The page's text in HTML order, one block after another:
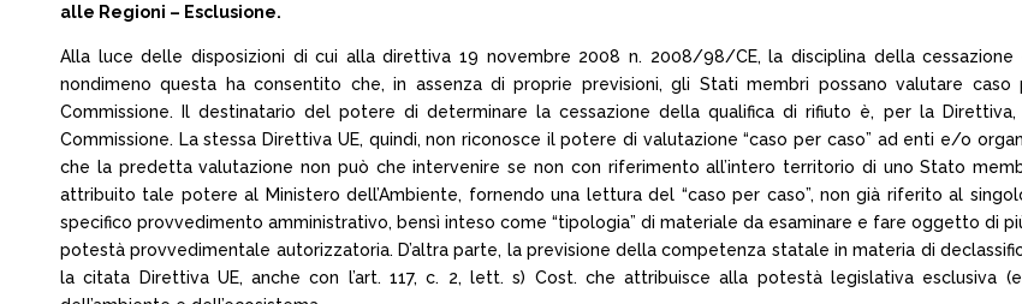
alle Regioni – Esclusione.
Alla luce delle disposizioni di cui alla direttiva 19 novembre 2008 n. 2008/98/CE, la disciplina della cessazione
nondimeno questa ha consentito che, in assenza di proprie previsioni, gli Stati membri possano valutare
Commissione. Il destinatario del potere di determinare la cessazione della qualifica di rifiuto è, per la
Commissione. La stessa Direttiva UE, quindi, non riconosce il potere di valutazione “caso per caso” ad enti e/o
che la predetta valutazione non può che intervenire se non con riferimento all’intero territorio di uno Stato
attribuito tale potere al Ministero dell’Ambiente, fornendo una lettura del “caso per caso”, non già riferito al
specifico provvedimento amministrativo, bensì inteso come “tipologia” di materiale da esaminare e fare oggetto di
potestà provvedimentale autorizzatoria. D’altra parte, la previsione della competenza statale in materia di
la citata Direttiva UE, anche con l’art. 117, c. 2, lett. s) Cost. che attribuisce alla potestà legislativa esclusiva